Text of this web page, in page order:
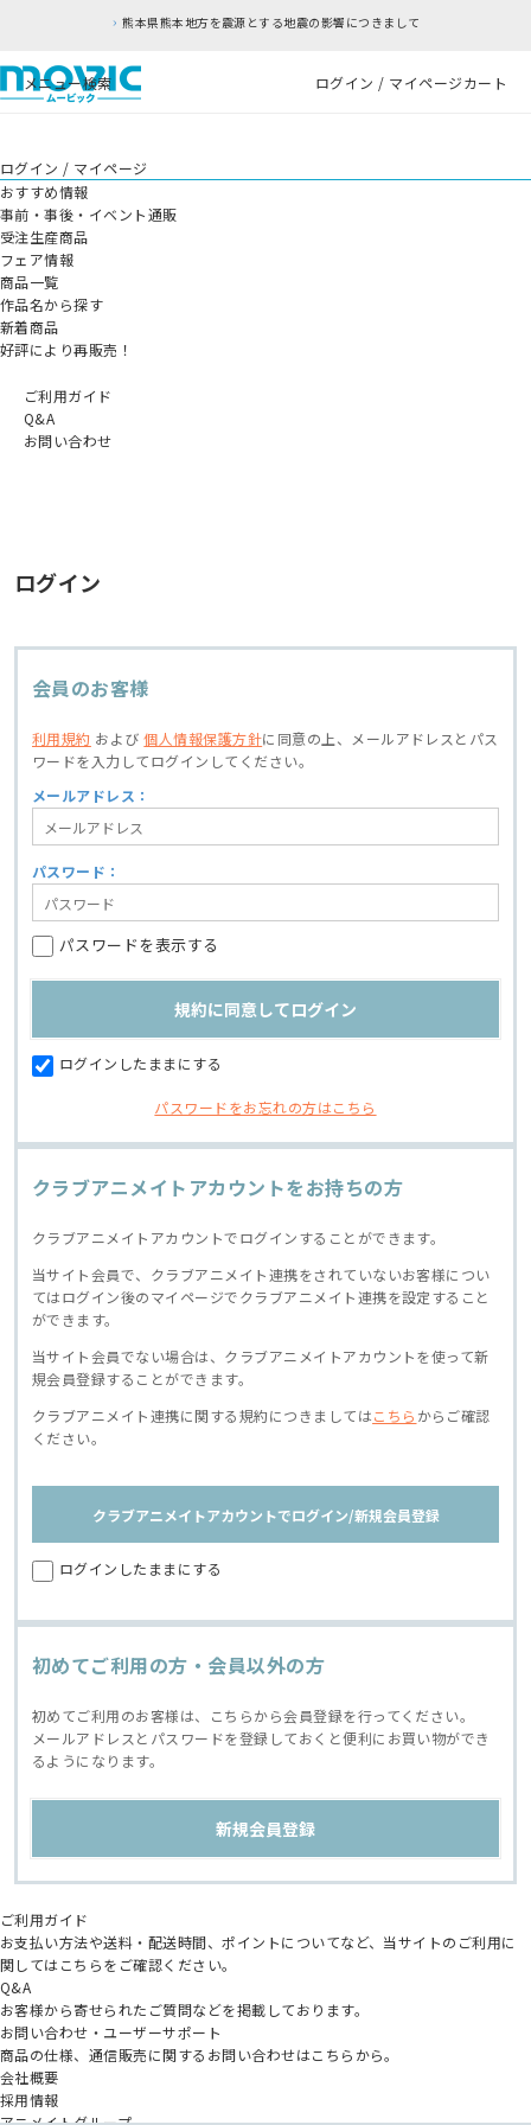
熊本県熊本地方を震源とする地震の影響につきまして
メニュー検索 ログイン / マイページカート
ログイン / マイページ
おすすめ情報
事前・事後・イベント通販
受注生産商品
フェア情報
商品一覧
作品名から探す
新着商品
好評により再販売！
ご利用ガイド
Q&A
お問い合わせ
ログイン
会員のお客様
利用規約 および個人情報保護方針に同意の上、
メールアドレスとパス
ワードを入力してログインしてください。
メールアドレス：
パスワード：
パスワードを表示する
ログインしたままにする
パスワードをお忘れの方はこちら
クラブアニメイトアカウントをお持ちの方
クラブアニメイトアカウントでログインすることができます。
当サイト会員で、クラブアニメイト連携をされていないお客様につい
てはログイン後のマイページでクラブアニメイト連携を設定すること
ができます。
当サイト会員でない場合は、クラブアニメイトアカウントを使って新
規会員登録することができます。
クラブアニメイト連携に関する規約につきましてはこちら からご確認
ください。
クラブアニメイトアカウントでログイン/新規会員登録
ログインしたままにする
初めてご利用の方・会員以外の方
初めてご利用のお客様は、こちらから会員登録を行ってください。
メールアドレスとパスワードを登録しておくと便利にお買い物ができ
るようになります。
ご利用ガイド
お支払い方法や送料・配送時間、ポイントについてなど、当サイトのご利用に
関してはこちらをご確認ください。
Q&A
お客様から寄せられたご質問などを掲載しております。
お問い合わせ・ユーザーサポート
商品の仕様、通信販売に関するお問い合わせはこちらから。
会社概要
採用情報